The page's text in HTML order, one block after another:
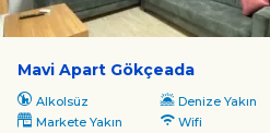
Mavi Apart Gökçeada
Alkolsüz
Denize Yakın
Markete Yakın
Wifi